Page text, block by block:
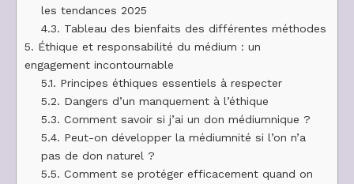
les tendances 2025
4.3. Tableau des bienfaits des différentes méthodes
5. Éthique et responsabilité du médium : un
engagement incontournable
5.1. Principes éthiques essentiels à respecter
5.2. Dangers d’un manquement à l’éthique
5.3. Comment savoir si j’ai un don médiumnique ?
5.4. Peut-on développer la médiumnité si l’on n’a
pas de don naturel ?
5.5. Comment se protéger efficacement quand on